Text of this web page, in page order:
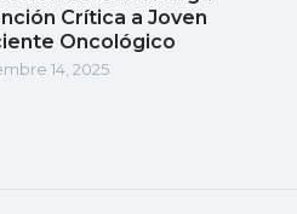
Crítica a Joven
Oncológico
14, 2025